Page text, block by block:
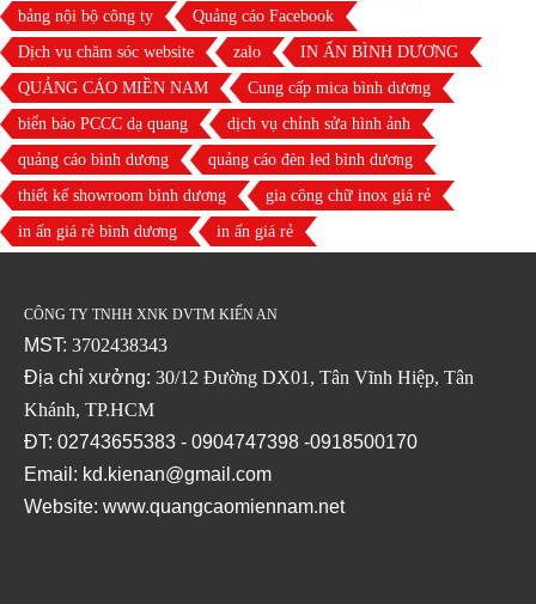
bảng nội bộ công ty
Quảng cáo Facebook
Dịch vụ chăm sóc website
zalo
IN ẤN BÌNH DƯƠNG
QUẢNG CÁO MIỀN NAM
Cung cấp mica bình dương
biển báo PCCC dạ quang
dịch vụ chỉnh sửa hình ảnh
quảng cáo bình dương
quảng cáo đèn led bình dương
thiết kế showroom bình dương
gia công chữ inox giá rẻ
in ấn giá rẻ bình dương
in ấn giá rẻ
CÔNG TY TNHH XNK DVTM KIẾN AN
MST: 3702438343
Địa chỉ xưởng: 30/12 Đường DX01, Tân Vĩnh Hiệp, Tân
Khánh, TP.HCM
ĐT: 02743655383 - 0904747398 -0918500170
Email: kd.kienan@gmail.com
Website: www.quangcaomiennam.net